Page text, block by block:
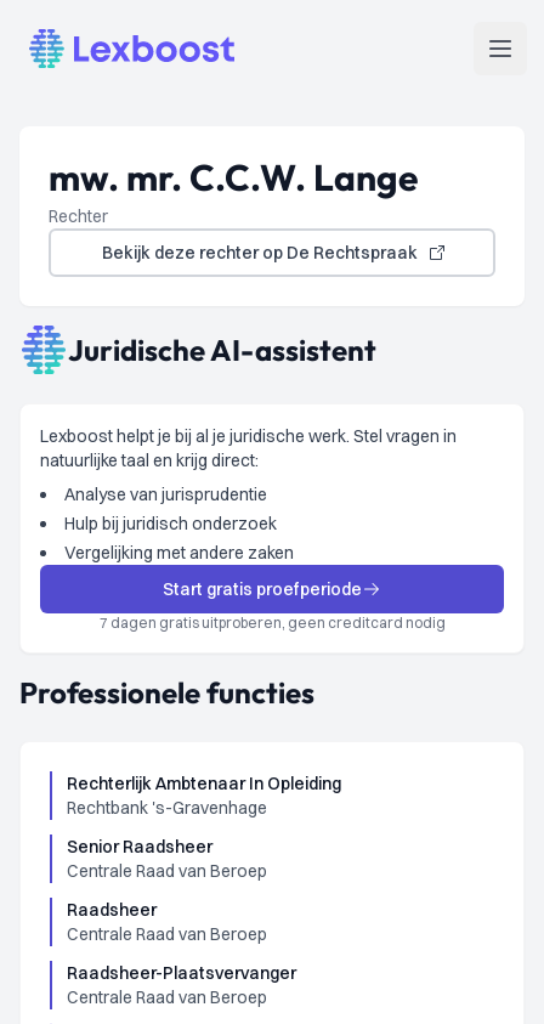
Lexboost
mw. mr. C.C.W. Lange
Rechter
Bekijk deze rechter op De Rechtspraak
Juridische AI-assistent
Lexboost helpt je bij al je juridische werk. Stel vragen in
natuurlijke taal en krijg direct:
Analyse van jurisprudentie
Hulp bij juridisch onderzoek
Vergelijking met andere zaken
Start gratis proefperiode
7 dagen gratis uitproberen, geen creditcard nodig
Professionele functies
Rechterlijk Ambtenaar In Opleiding
Rechtbank 's-Gravenhage
Senior Raadsheer
Centrale Raad van Beroep
Raadsheer
Centrale Raad van Beroep
Raadsheer-Plaatsvervanger
Centrale Raad van Beroep